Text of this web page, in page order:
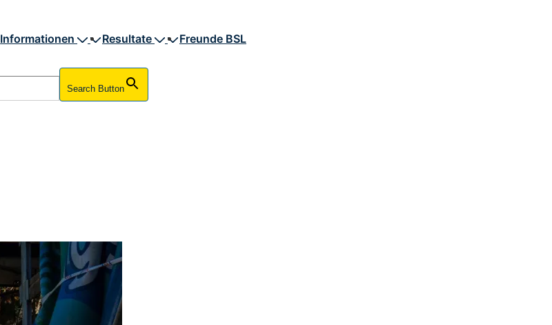
Informationen Resultate Freunde BSL
Search Button